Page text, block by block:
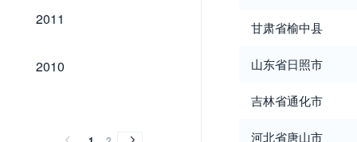
2011
2011
2010
2010
甘肃省榆中县
山东省日照市
吉林省通化市
河北省唐山市